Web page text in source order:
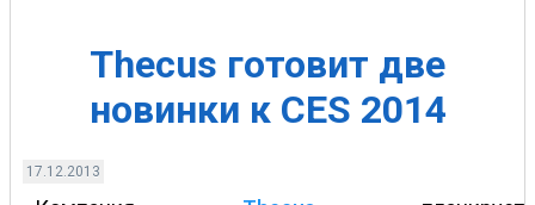
Thecus готовит две
новинки к CES 2014
17.12.2013